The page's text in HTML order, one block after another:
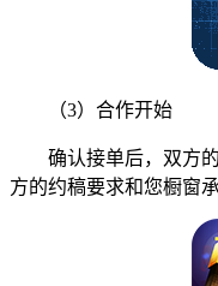
（3）合作开始
确认接单后，双方的
方的约稿要求和您橱窗